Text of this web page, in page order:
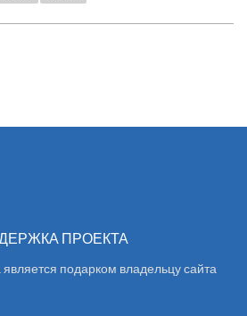
ПРОЕКТА
подарком владельцу сайта